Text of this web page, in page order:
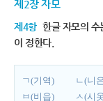
제2장 자모
제4항 한글 자모의 수
이 정한다.
ㄱ(기역) ㄴ(니
ㅂ(비읍)
ㅅ(시